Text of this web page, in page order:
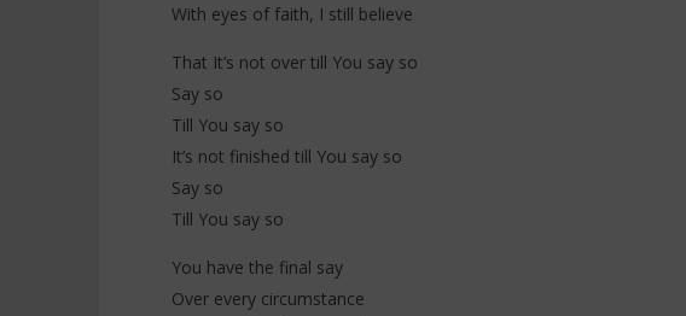
With eyes of faith, I still believe
That It’s not over till You say so
Say so
Till You say so
It’s not finished till You say so
Say so
Till You say so
You have the final say
Over every circumstance